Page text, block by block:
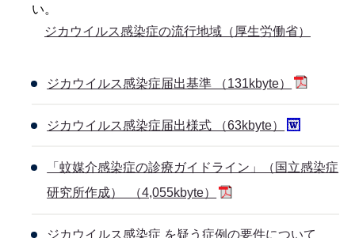
い。
ジカウイルス感染症の流行地域（厚生労働省）
ジカウイルス感染症届出基準 （131kbyte）
ジカウイルス感染症届出様式 （63kbyte）
「蚊媒介感染症の診療ガイドライン」（国立感染症
研究所作成） （4,055kbyte）
ジカウイルス感染症 を疑う症例の要件について